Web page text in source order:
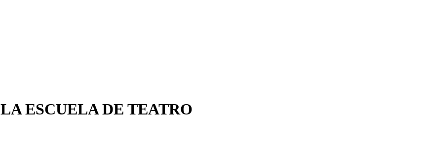
LA ESCUELA DE TEATRO